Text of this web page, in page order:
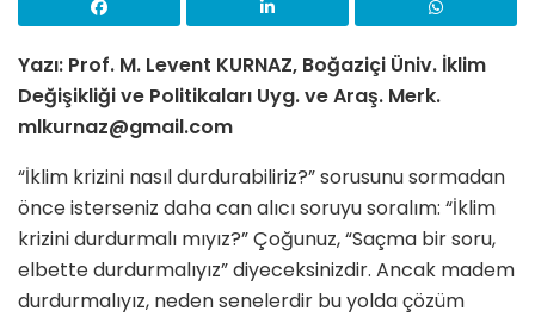
Yazı: Prof. M. Levent KURNAZ, Boğaziçi Üniv. İklim
Değişikliği ve Politikaları Uyg. ve Araş. Merk.
mlkurnaz@gmail.com
“İklim krizini nasıl durdurabiliriz?” sorusunu sormadan
önce isterseniz daha can alıcı soruyu soralım: “İklim
krizini durdurmalı mıyız?” Çoğunuz, “Saçma bir soru,
elbette durdurma­lıyız” diyeceksinizdir. Ancak madem
durdurmalıyız, neden senelerdir bu yolda çözüm